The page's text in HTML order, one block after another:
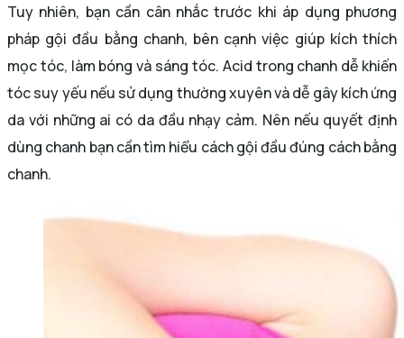
Tuy nhiên, bạn cần cân nhắc trước khi áp dụng phương
pháp gội đầu bằng chanh, bên cạnh việc giúp kích thích
mọc tóc, làm bóng và sáng tóc. Acid trong chanh dễ khiến
tóc suy yếu nếu sử dụng thường xuyên và dễ gây kích ứng
da với những ai có da đầu nhạy cảm. Nên nếu quyết định
dùng chanh bạn cần tìm hiểu cách gội đầu đúng cách bằng
chanh.